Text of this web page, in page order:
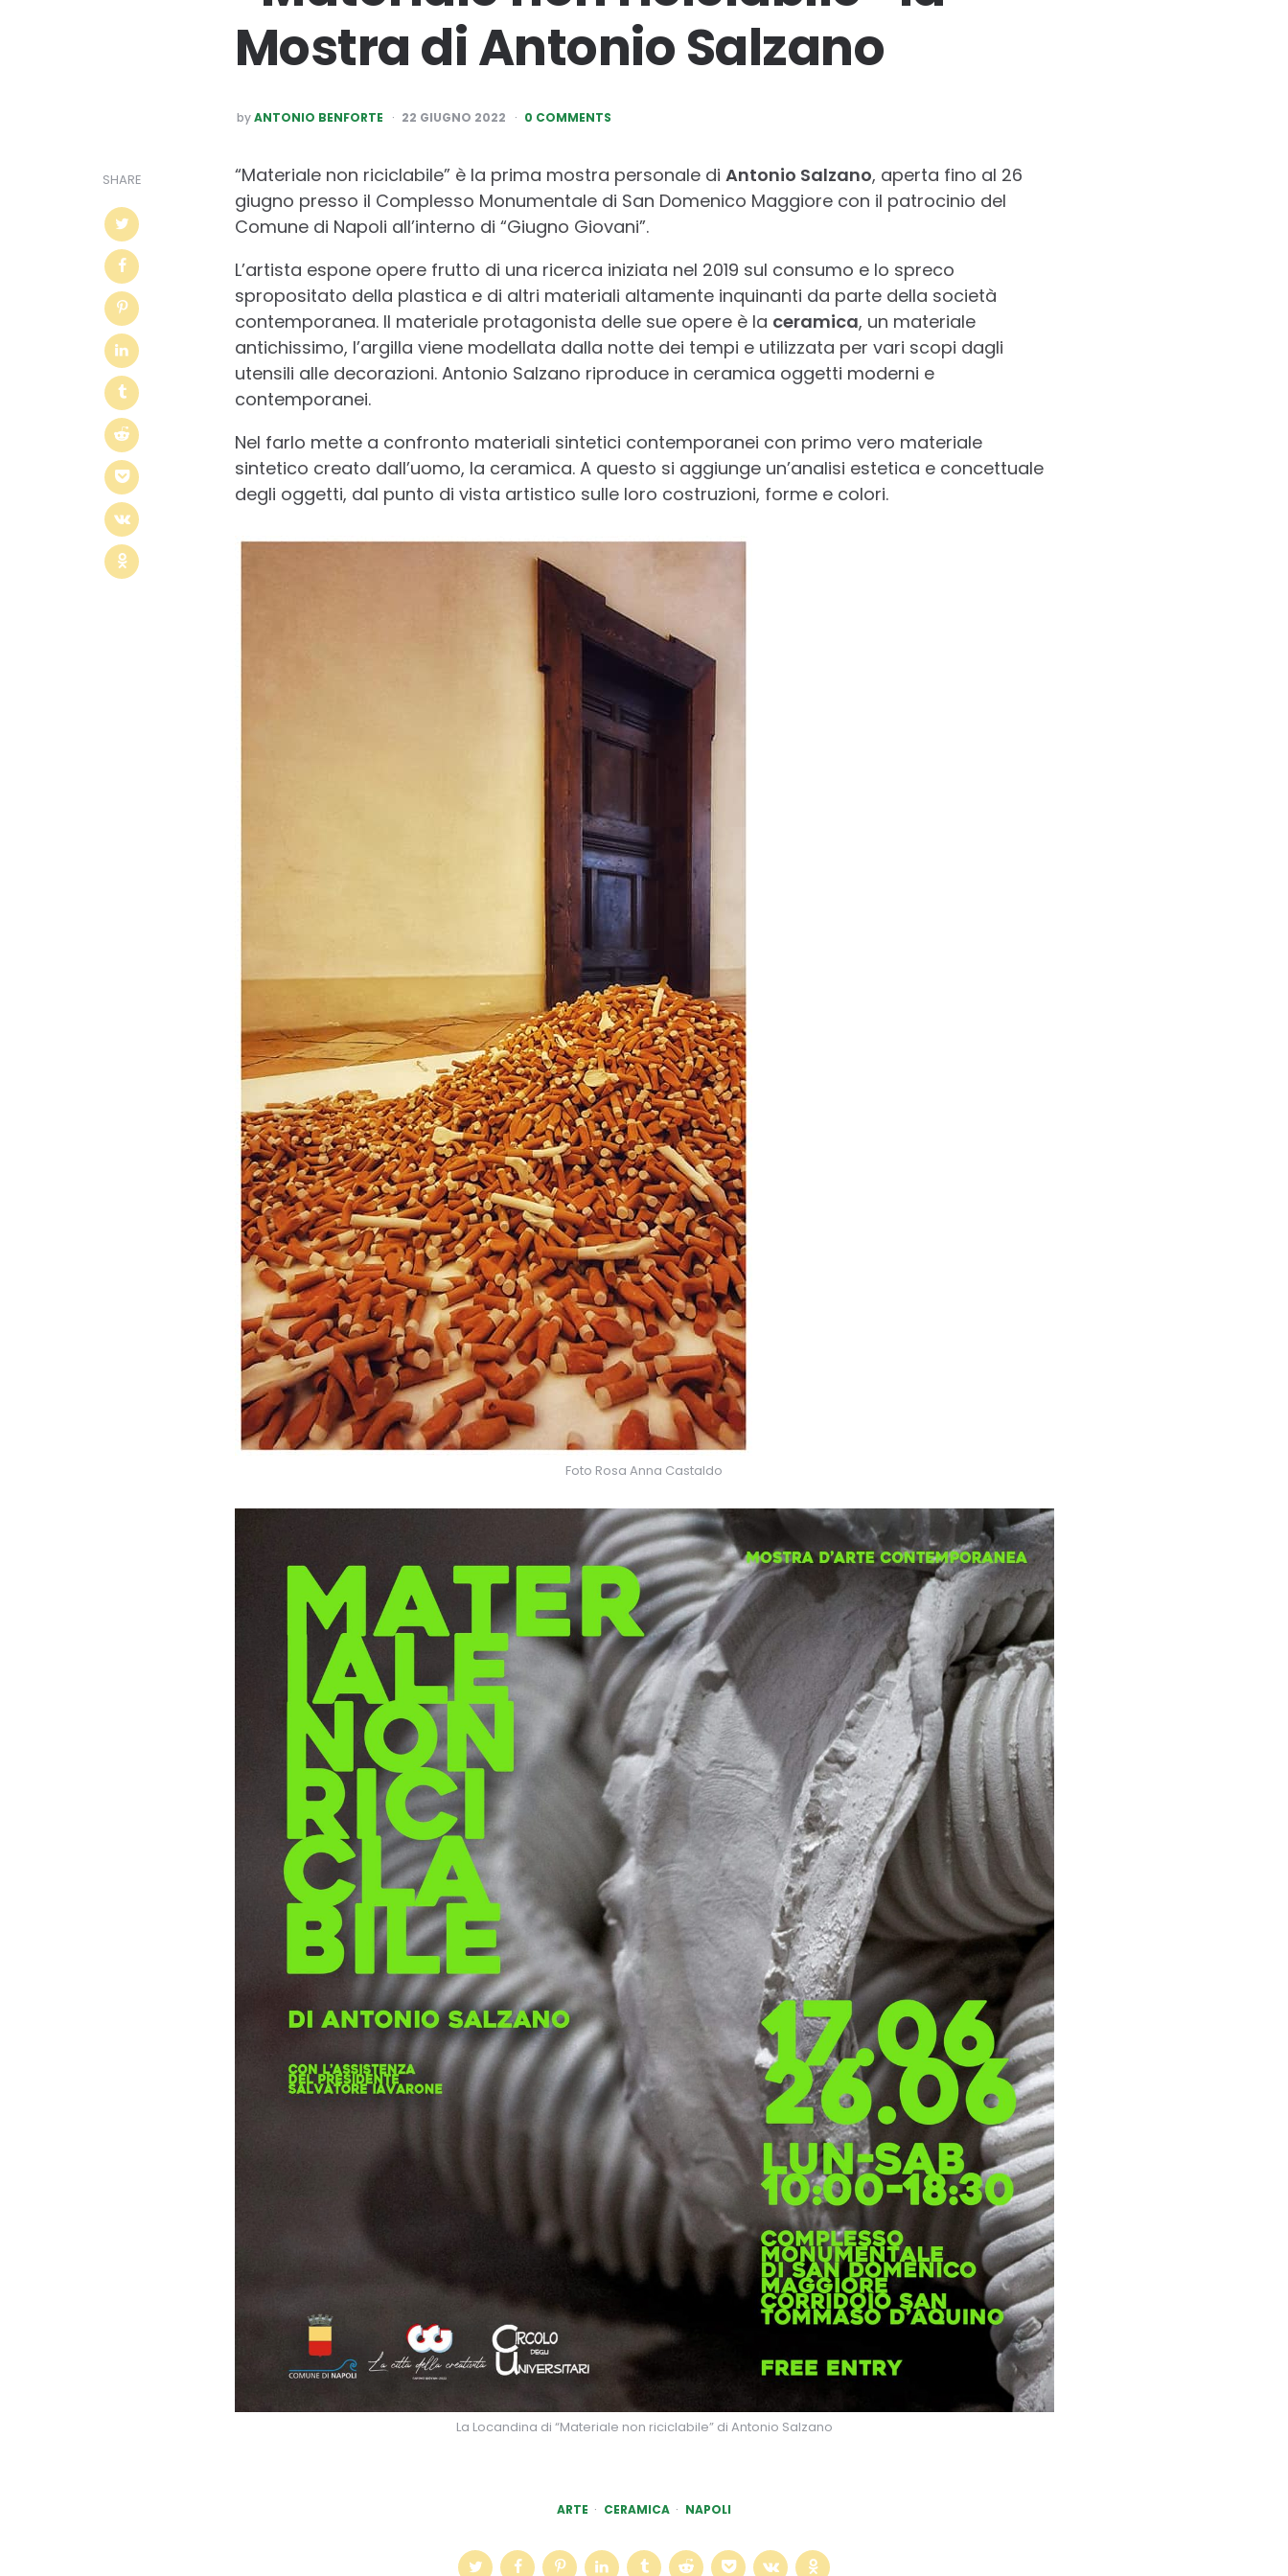
Mostra di Antonio Salzano
POSTED
BY
by ANTONIO BENFORTE 22 GIUGNO 2022 0 COMMENTS
SHARE “Materiale non riciclabile” è la prima mostra personale di Antonio Salzano, aperta fino al 26
giugno presso il Complesso Monumentale di San Domenico Maggiore con il patrocinio del
Comune di Napoli all’interno di “Giugno Giovani”.
L’artista espone opere frutto di una ricerca iniziata nel 2019 sul consumo e lo spreco
spropositato della plastica e di altri materiali altamente inquinanti da parte della società
contemporanea. Il materiale protagonista delle sue opere è la ceramica, un materiale
antichissimo, l’argilla viene modellata dalla notte dei tempi e utilizzata per vari scopi dagli
utensili alle decorazioni. Antonio Salzano riproduce in ceramica oggetti moderni e
contemporanei.
Nel farlo mette a confronto materiali sintetici contemporanei con primo vero materiale
sintetico creato dall’uomo, la ceramica. A questo si aggiunge un’analisi estetica e concettuale
degli oggetti, dal punto di vista artistico sulle loro costruzioni, forme e colori.
Foto Rosa Anna Castaldo
La Locandina di “Materiale non riciclabile” di Antonio Salzano
ARTE CERAMICA NAPOLI